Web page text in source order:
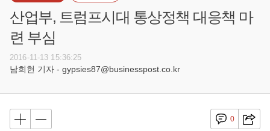
산업부, 트럼프시대 통상정책 대응책 마
련 부심
2016-11-13 15:36:25
남희헌 기자 - gypsies87@businesspost.co.kr
0